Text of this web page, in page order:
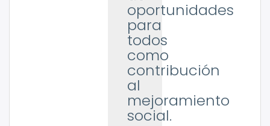
oportunidades
para
todos
como
contribución
al
mejoramiento
social.